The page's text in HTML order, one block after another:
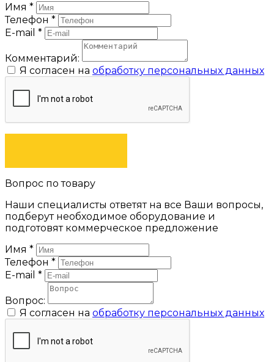
Имя *
Телефон *
E-mail *
Комментарий:
Я согласен на обработку персональных данных
Вопрос по товару
Наши специалисты ответят на все Ваши вопросы,
подберут необходимое оборудование и
подготовят коммерческое предложение
Имя *
Телефон *
E-mail *
Вопрос:
Я согласен на обработку персональных данных